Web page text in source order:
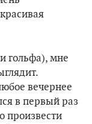
гольфа), мне
вечернее
в первый раз
произвести